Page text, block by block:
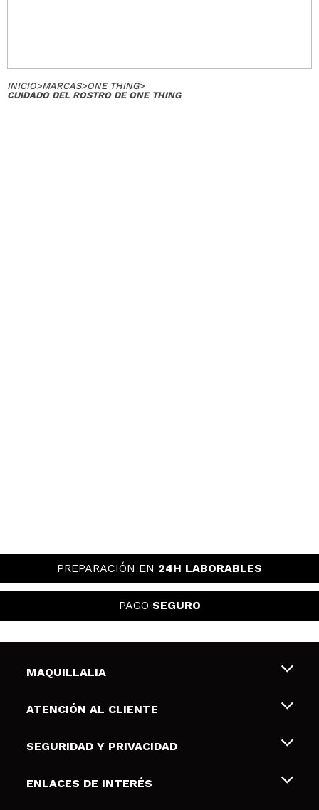
INICIO>MARCAS>ONE THING>
CUIDADO DEL ROSTRO DE ONE THING
PREPARACIÓN EN 24H LABORABLES
PAGO SEGURO
MAQUILLALIA
Sobre nosotros
Tarjetas de Regalo
ATENCIÓN AL CLIENTE
Envíos y devoluciones
Formas de pago
SEGURIDAD Y PRIVACIDAD
Terminos y condiciones de uso
ENLACES DE INTERÉS